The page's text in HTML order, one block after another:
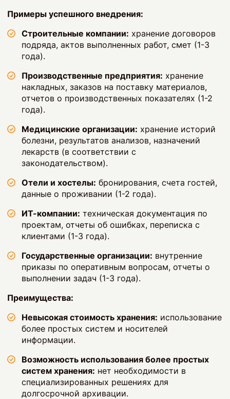
Примеры успешного внедрения:
Строительные компании: хранение договоров
подряда, актов выполненных работ, смет (1-3
года).
Производственные предприятия: хранение
накладных, заказов на поставку материалов,
отчетов о производственных показателях (1-2
года).
Медицинские организации: хранение историй
болезни, результатов анализов, назначений
лекарств (в соответствии с
законодательством).
Отели и хостелы: бронирования, счета гостей,
данные о проживании (1-2 года).
ИТ-компании: техническая документация по
проектам, отчеты об ошибках, переписка с
клиентами (1-3 года).
Государственные организации: внутренние
приказы по оперативным вопросам, отчеты о
выполнении задач (1-3 года).
Преимущества:
Невысокая стоимость хранения: использование
более простых систем и носителей
информации.
Возможность использования более простых
систем хранения: нет необходимости в
специализированных решениях для
долгосрочной архивации.